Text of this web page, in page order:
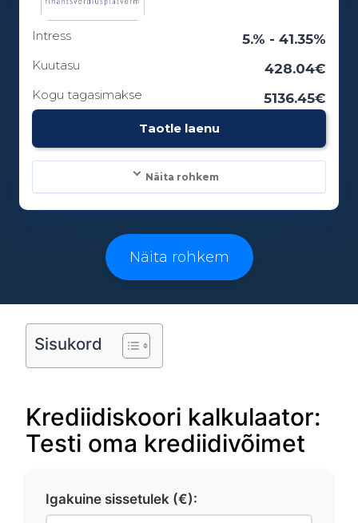
Laenuperiood:
Intress 5.% - 41.35%
Kuutasu 428.04€
Kogu tagasimakse 5136.45€
Taotle laenu
Näita rohkem
Laenusummad:
500 - 25000€
3 - 96 kuud
18
Näita rohkem
Sisukord
Krediidiskoori kalkulaator:
Testi oma krediidivõimet
Igakuine sissetulek (€):